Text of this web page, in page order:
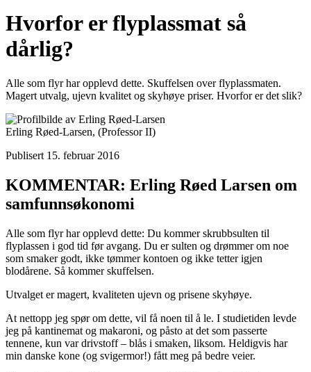
Hvorfor er flyplassmat så
dårlig?
Alle som flyr har opplevd dette. Skuffelsen over flyplassmaten.
Magert utvalg, ujevn kvalitet og skyhøye priser. Hvorfor er det slik?
Erling Røed-Larsen, (Professor II)
Publisert 15. februar 2016
KOMMENTAR: Erling Røed Larsen om
samfunnsøkonomi
Alle som flyr har opplevd dette: Du kommer skrubbsulten til
flyplassen i god tid før avgang. Du er sulten og drømmer om noe
som smaker godt, ikke tømmer kontoen og ikke tetter igjen
blodårene. Så kommer skuffelsen.
Utvalget er magert, kvaliteten ujevn og prisene skyhøye.
At nettopp jeg spør om dette, vil få noen til å le. I studietiden levde
jeg på kantinemat og makaroni, og påsto at det som passerte
tennene, kun var drivstoff – blås i smaken, liksom. Heldigvis har
min danske kone (og svigermor!) fått meg på bedre veier.